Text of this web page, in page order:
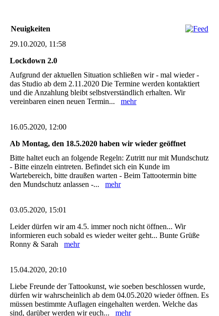
Neuigkeiten
29.10.2020, 11:58
Lockdown 2.0
Aufgrund der aktuellen Situation schließen wir - mal wieder -
das Studio ab dem 2.11.2020 Die Termine werden kontaktiert
und die Anzahlung bleibt selbstverständlich erhalten. Wir
vereinbaren einen neuen Termin... mehr
16.05.2020, 12:00
Ab Montag, den 18.5.2020 haben wir wieder geöffnet
Bitte haltet euch an folgende Regeln: Zutritt nur mit Mundschutz
- Bitte einzeln eintreten. Befindet sich ein Kunde im
Wartebereich, bitte draußen warten - Beim Tattootermin bitte
den Mundschutz anlassen -... mehr
03.05.2020, 15:01
Leider dürfen wir am 4.5. immer noch nicht öffnen... Wir
informieren euch sobald es wieder weiter geht... Bunte Grüße
Ronny & Sarah mehr
15.04.2020, 20:10
Liebe Freunde der Tattookunst, wie soeben beschlossen wurde,
dürfen wir wahrscheinlich ab dem 04.05.2020 wieder öffnen. Es
müssen bestimmte Auflagen eingehalten werden. Welche das
sind, darüber werden wir euch... mehr